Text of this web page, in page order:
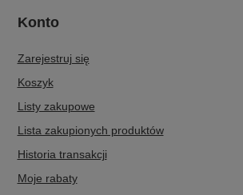
Konto
Zarejestruj się
Koszyk
Listy zakupowe
Lista zakupionych produktów
Historia transakcji
Moje rabaty